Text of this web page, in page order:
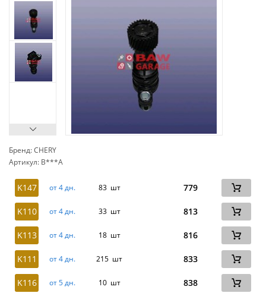
Бренд: CHERY
Артикул: B***A
K147 от 4 дн. 83 шт 779
K110 от 4 дн. 33 шт 813
K113 от 4 дн. 18 шт 816
K111 от 4 дн. 215 шт 833
K116 от 5 дн. 10 шт 838